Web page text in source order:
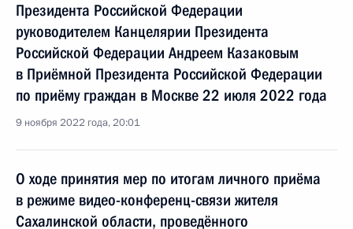
Президента Российской Федерации
руководителем Канцелярии Президента
Российской Федерации Андреем Казаковым
в Приёмной Президента Российской Федерации
по приёму граждан в Москве 22 июля 2022 года
9 ноября 2022 года, 20:01
О ходе принятия мер по итогам личного приёма
в режиме видео-конференц-связи жителя
Сахалинской области, проведённого